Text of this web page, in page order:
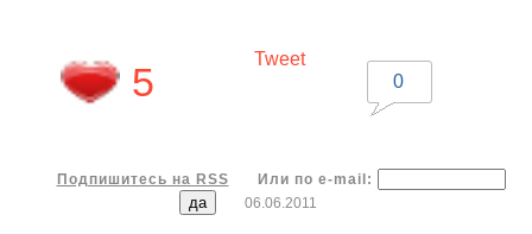
5
Tweet
0
Подпишитесь на RSS
Или по e-mail:
06.06.2011